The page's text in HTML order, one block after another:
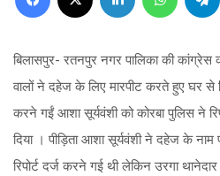
बिलासपुर- रतनपुर नगर पालिका की कांग्रेस
वालों ने दहेज के लिए मारपीट करते हुए घर से
करने गईं आशा सूर्यवंशी को कोरबा पुलिस ने
दिया । पीड़िता आशा सूर्यवंशी ने दहेज के
रिपोर्ट दर्ज करने गई थी लेकिन उरगा